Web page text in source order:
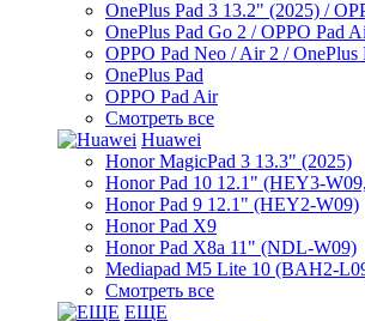
OnePlus Pad 3 13.2" (2025) /
OnePlus Pad Go 2 / OPPO Pad
OPPO Pad Neo / Air 2 / OnePlus
OnePlus Pad
OPPO Pad Air
Смотреть все
Huawei
Honor MagicPad 3 13.3" (2025)
Honor Pad 10 12.1" (HEY3-
Honor Pad 9 12.1" (HEY2-W09)
Honor Pad X9
Honor Pad X8a 11" (NDL-W09)
Mediapad M5 Lite 10 (BAH2-
Смотреть все
ЕЩЕ